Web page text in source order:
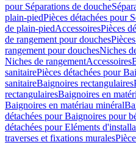
pour Séparations de douche
plain-piedPièces détachées pour
de plain-piedAccessoiresPièces
de rangement pour douches
rangement pour douchesNiches
Niches de rangementAccessoires
sanitairePièces détachées pour
sanitaireBaignoires rectangulaires
rectangulairesBaignoires en
Baignoires en matériau minéral
détachées pour Baignoires pour
détachées pour Eléments
traverses et fixations murales